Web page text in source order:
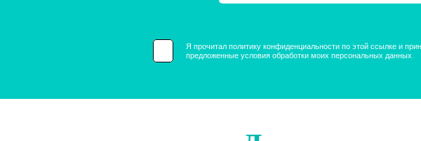
Я прочитал политику конфиденциальности по этой ссылке и
предложенные условия обработки моих персональных данных.